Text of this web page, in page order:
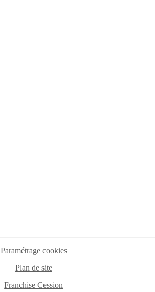
Paramétrage cookies
Plan de site
Franchise Cession